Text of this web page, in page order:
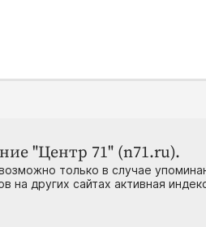
"Центр 71" (n71.ru).
только в случае
на других сайтах активная